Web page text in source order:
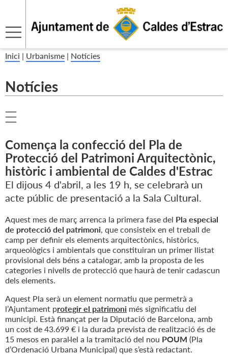
Inici | Urbanisme | Notícies
Notícies
Comença la confecció del Pla de
Protecció del Patrimoni Arquitectònic,
històric i ambiental de Caldes d'Estrac
El dijous 4 d'abril, a les 19 h, se celebrarà un
acte públic de presentació a la Sala Cultural.
Aquest mes de març arrenca la primera fase del Pla especial
de protecció del patrimoni, que consisteix en el treball de
camp per definir els elements arquitectònics, històrics,
arqueològics i ambientals que constituiran un primer llistat
provisional dels béns a catalogar, amb la proposta de les
categories i nivells de protecció que haurà de tenir cadascun
dels elements.
Aquest Pla serà un element normatiu que permetrà a
l’Ajuntament protegir el patrimoni més significatiu del
municipi. Està finançat per la Diputació de Barcelona, amb
un cost de 43.699 € i la durada prevista de realització és de
15 mesos en paral·lel a la tramitació del nou POUM (Pla
d’Ordenació Urbana Municipal) que s’està redactant.